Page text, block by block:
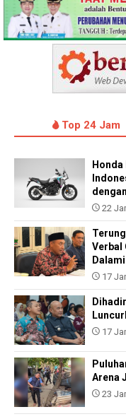
Top 24 Jam
22
Verbal
Dalami
17
17
Arena
23